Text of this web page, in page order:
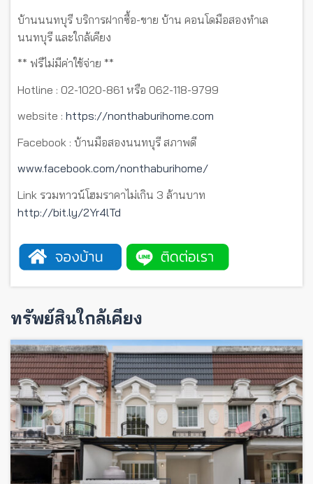
บ้านนนทบุรี บริการฝากซื้อ-ขาย บ้าน คอนโดมือสองทำเล
นนทบุรี และใกล้เคียง
** ฟรีไม่มีค่าใช้จ่าย **
Hotline : 02-1020-861 หรือ 062-118-9799
website : https://nonthaburihome.com
Facebook : บ้านมือสองนนทบุรี สภาพดี
www.facebook.com/nonthaburihome/
Link รวมทาวน์โฮมราคาไม่เกิน 3 ล้านบาท
http://bit.ly/2Yr4lTd
ทรัพย์สินใกล้เคียง